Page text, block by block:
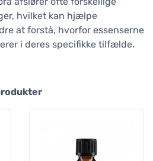
hvilket kan hjælpe
at forstå, hvorfor essenserne
i deres specifikke tilfælde.